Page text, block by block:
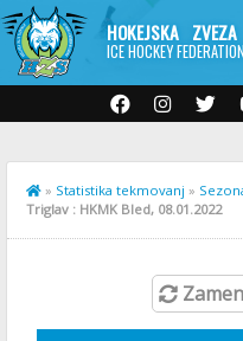
HOKEJSKA ZVEZA
ICE HOCKEY
» Statistika tekmovanj »
Triglav : HKMK Bled, 08.01.2022